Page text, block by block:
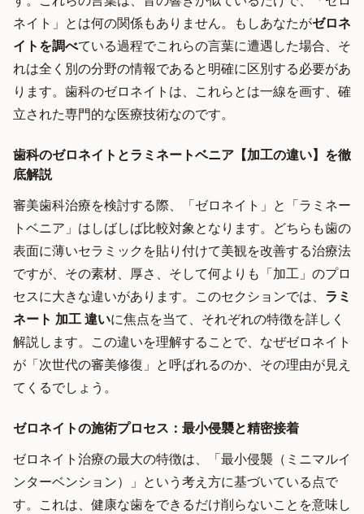
ネイト」とは何の関係もありません。もしあなたがゼロネ
イトを調べている過程でこれらの言葉に遭遇した場合、そ
れは全く別の分野の情報であると明確に区別する必要があ
ります。歯科のゼロネイトは、これらとは一線を画す、確
立された専門的な医療技術なのです。
歯科のゼロネイトとラミネートベニア【加工の違い】を徹
底解説
審美歯科治療を検討する際、「ゼロネイト」と「ラミネー
トベニア」はしばしば比較対象となります。どちらも歯の
表面に薄いセラミックを貼り付けて美観を改善する治療法
ですが、その素材、厚さ、そして何よりも「加工」のプロ
セスに大きな違いがあります。このセクションでは、 ラミ
ネート 加工 違いに焦点を当て、それぞれの特徴を詳しく
解説します。この違いを理解することで、なぜゼロネイト
が「次世代の審美修復」と呼ばれるのか、その理由が見え
てくるでしょう。
ゼロネイトの施術プロセス：最小侵襲と精密接着
ゼロネイト治療の最大の特徴は、「最小侵襲（ミニマルイ
ンターベンション）」という考え方に基づいている点で
す。これは、健康な歯をできるだけ削らないことを意味し